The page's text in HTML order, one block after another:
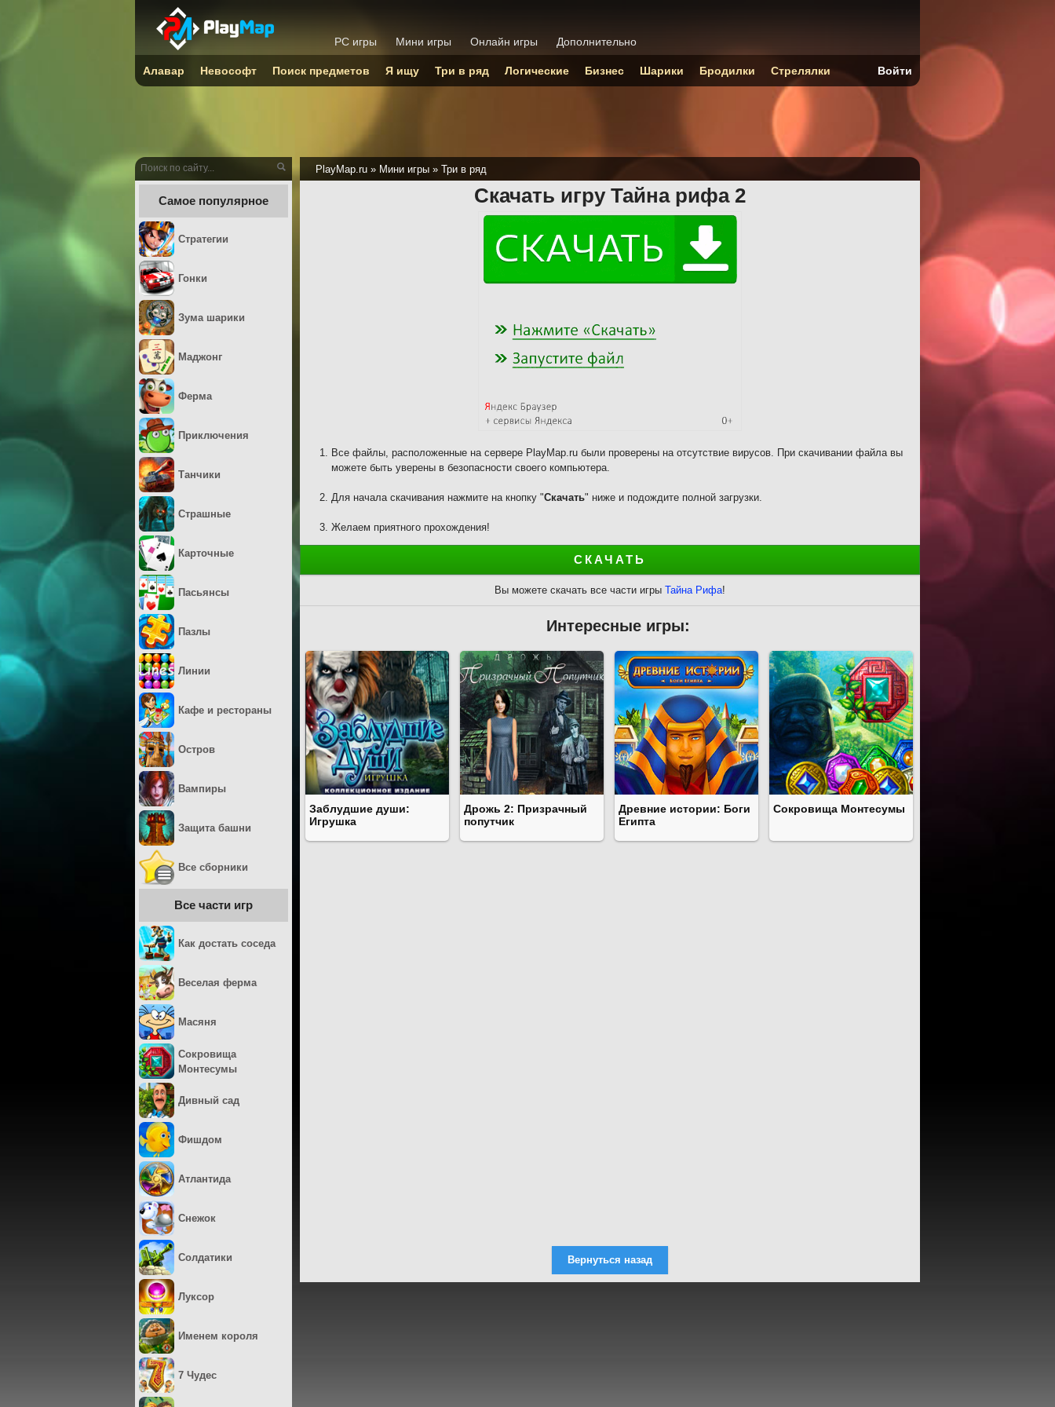
PlayMap.ru » Мини игры » Три в ряд
Скачать игру Тайна рифа 2
Все файлы, расположенные на сервере PlayMap.ru были проверены на отсутствие вирусов. При скачивании файла вы
можете быть уверены в безопасности своего компьютера.
Для начала скачивания нажмите на кнопку "Скачать" ниже и подождите полной загрузки.
Желаем приятного прохождения!
СКАЧАТЬ
Вы можете скачать все части игры Тайна Рифа!
Интересные игры:
Заблудшие души:
Игрушка
Дрожь 2: Призрачный
попутчик
Древние истории: Боги
Египта
Сокровища Монтесумы
Самое популярное
Стратегии
Гонки
Зума шарики
Маджонг
Ферма
Приключения
Танчики
Страшные
Карточные
Пасьянсы
Пазлы
Линии
Кафе и рестораны
Остров
Вампиры
Защита башни
Все сборники
Все части игр
Как достать соседа
Веселая ферма
Масяня
Сокровища
Монтесумы
Дивный сад
Фишдом
Атлантида
Снежок
Солдатики
Луксор
Именем короля
7 Чудес
PC игры Мини игры Онлайн игры Дополнительно
Алавар Невософт Поиск предметов Я ищу Три в ряд Логические Бизнес Шарики Бродилки Стрелялки Войти